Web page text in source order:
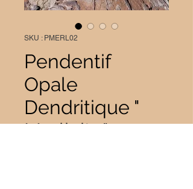
SKU : PMERL02
Pendentif
Opale
Dendritique "
Merlinite"